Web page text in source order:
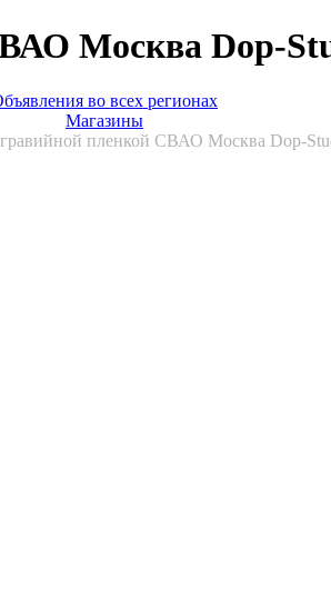
Москва Dop-
во всех регионах
Магазины
пленкой СВАО Москва Dop-